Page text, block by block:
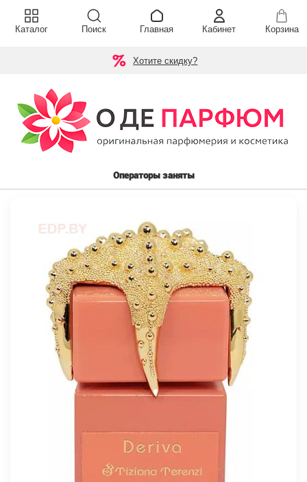
Хотите скидку?
Операторы заняты
Каталог Поиск Главная Кабинет Корзина